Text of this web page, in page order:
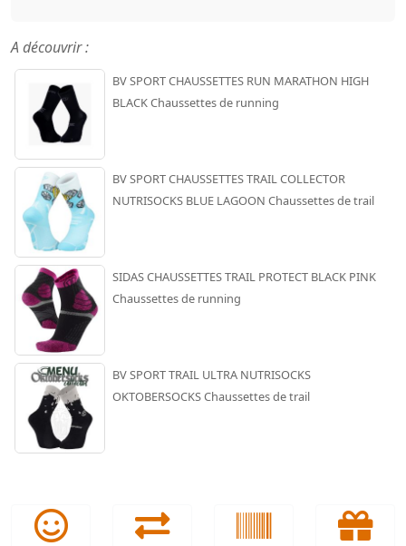
A découvrir :
BV SPORT CHAUSSETTES RUN MARATHON HIGH
BLACK Chaussettes de running
BV SPORT CHAUSSETTES TRAIL COLLECTOR
NUTRISOCKS BLUE LAGOON Chaussettes de trail
SIDAS CHAUSSETTES TRAIL PROTECT BLACK PINK
Chaussettes de running
BV SPORT TRAIL ULTRA NUTRISOCKS
OKTOBERSOCKS Chaussettes de trail